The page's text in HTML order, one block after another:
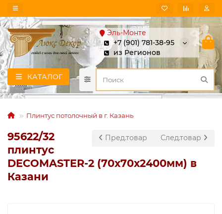
Эль-Монте
+7 (901) 781-38-95
из Регионов
КАТАЛОГ
Плинтус потолочный в г. Казань
Пред.товар След.товар
95622/32
плинтус
DECOMASTER-2 (70х70х2400мм) в
Казани